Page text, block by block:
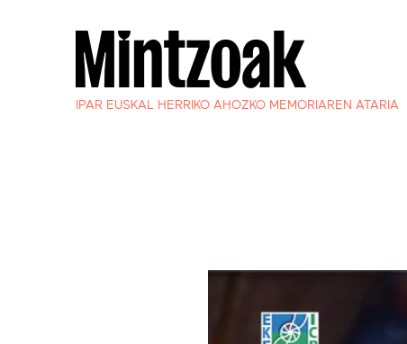
IPAR EUSKAL HERRIKO AHOZKO MEMORIAREN ATARIA